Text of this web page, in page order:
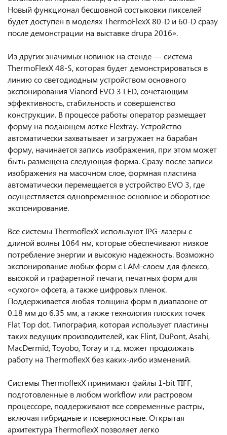
Новый функционал бесшовной состыковки пикселей
будет доступен в моделях ThermoFlexX 80-D и 60-D сразу
после демонстрации на выставке drupa 2016».
Из других значимых новинок на стенде — система
ThermoFlexX 48-S, которая будет демонстрироваться в
линию со светодиодным устройством основного
экспонирования Vianord EVO 3 LED, сочетающим
эффективность, стабильность и совершенство
конструкции. В процессе работы оператор размещает
форму на подающем лотке Flextray. Устройство
автоматически захватывает и загружает на барабан
форму, начинается запись изображения, при этом может
быть размещена следующая форма. Сразу после записи
изображения на масочном слое, формная пластина
автоматически перемещается в устройство EVO 3, где
осуществляется одновременное основное и оборотное
экспонирование.
Все системы ThermoflexX используют IPG-лазеры с
длиной волны 1064 нм, которые обеспечивают низкое
потребление энергии и высокую надежность. Возможно
экспонирование любых форм с LAM-слоем для флексо,
высокой и трафаретной печати, печатных форм для
«сухого» офсета, а также цифровых пленок.
Поддерживается любая толщина форм в диапазоне от
0.18 мм до 6.35 мм, а также технология плоских точек
Flat Top dot. Типография, которая использует пластины
таких ведущих производителей, как Flint, DuPont, Asahi,
MacDermid, Toyobo, Toray и т.д. может продолжать
работу на ThermoflexX без каких-либо изменений.
Системы ThermoflexX принимают файлы 1-bit TIFF,
подготовленные в любом workflow или растровом
процессоре, поддерживают все современные растры,
включая гибридные и поверхностные. Открытая
архитектура ThermoflexX позволяет легко